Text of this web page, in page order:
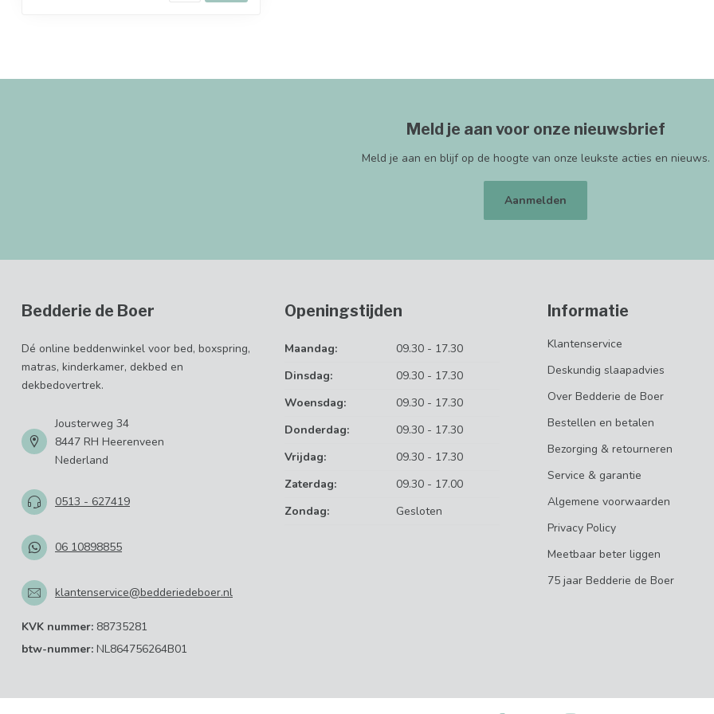
Meld je aan voor onze nieuwsbrief
Meld je aan en blijf op de hoogte van onze leukste acties en nieuws.
Aanmelden
Bedderie de Boer
Dé online beddenwinkel voor bed, boxspring,
matras, kinderkamer, dekbed en
dekbedovertrek.
Jousterweg 34
8447 RH Heerenveen
Nederland
0513 - 627419
06 10898855
klantenservice@bedderiedeboer.nl
KVK nummer: 88735281
btw-nummer: NL864756264B01
Openingstijden
Maandag:
09.30 - 17.30
Dinsdag:
09.30 - 17.30
Woensdag:
09.30 - 17.30
Donderdag:
09.30 - 17.30
Vrijdag:
09.30 - 17.30
Zaterdag:
09.30 - 17.00
Zondag:
Gesloten
Informatie
Klantenservice
Deskundig slaapadvies
Over Bedderie de Boer
Bestellen en betalen
Bezorging & retourneren
Service & garantie
Algemene voorwaarden
Privacy Policy
Meetbaar beter liggen
75 jaar Bedderie de Boer